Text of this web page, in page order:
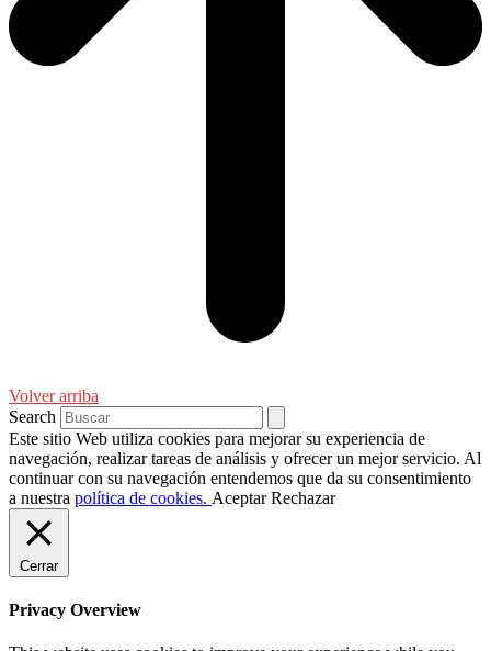
Volver arriba
Search
Este sitio Web utiliza cookies para mejorar su experiencia de
navegación, realizar tareas de análisis y ofrecer un mejor servicio. Al
continuar con su navegación entendemos que da su consentimiento
a nuestra política de cookies. Aceptar Rechazar
Cerrar
Privacy Overview